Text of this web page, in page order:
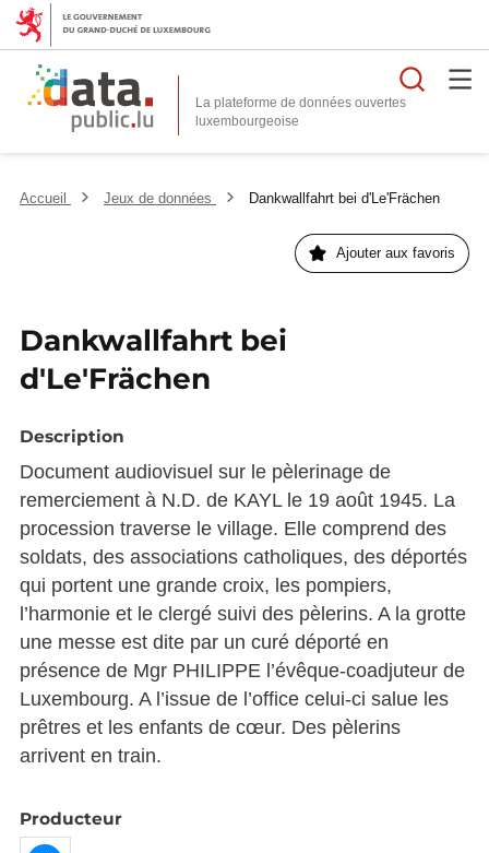
La plateforme de données ouvertes
Accueil Jeux de données Dankwallfahrt bei d'Le'Frächen
Ajouter aux favoris
Dankwallfahrt bei
d'Le'Frächen
Description
Document audiovisuel sur le pèlerinage de
remerciement à N.D. de KAYL le 19 août 1945. La
procession traverse le village. Elle comprend des
soldats, des associations catholiques, des déportés
qui portent une grande croix, les pompiers,
l’harmonie et le clergé suivi des pèlerins. A la grotte
une messe est dite par un curé déporté en
présence de Mgr PHILIPPE l’évêque-coadjuteur de
Luxembourg. A l’issue de l’office celui-ci salue les
prêtres et les enfants de cœur. Des pèlerins
arrivent en train.
Producteur